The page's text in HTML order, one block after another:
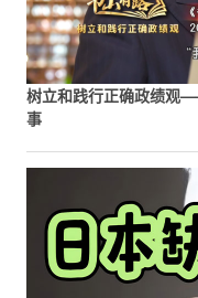
树立和践行正确政绩观
事